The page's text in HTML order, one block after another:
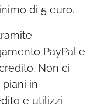
di 5 euro.
PayPal e
Non ci
in
e utilizzi